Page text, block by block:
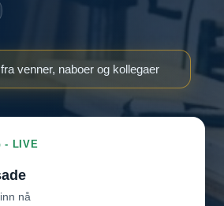
venner, naboer og kollegaer
- LIVE
nå